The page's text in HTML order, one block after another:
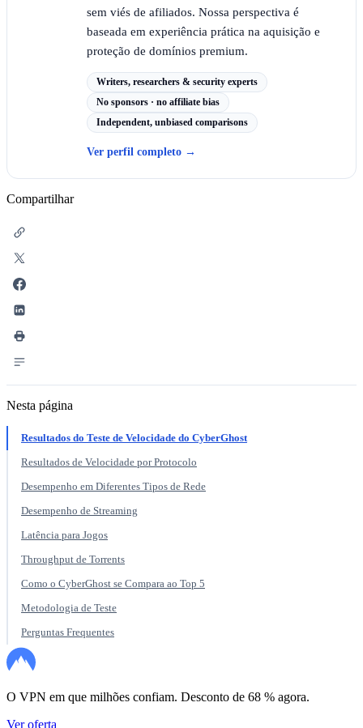
sem viés de afiliados. Nossa perspectiva é
baseada em experiência prática na aquisição e
proteção de domínios premium.
Writers, researchers & security experts
No sponsors · no affiliate bias
Independent, unbiased comparisons
Ver perfil completo →
Compartilhar
Nesta página
Resultados do Teste de Velocidade do CyberGhost
Resultados de Velocidade por Protocolo
Desempenho em Diferentes Tipos de Rede
Desempenho de Streaming
Latência para Jogos
Throughput de Torrents
Como o CyberGhost se Compara ao Top 5
Metodologia de Teste
Perguntas Frequentes
O VPN em que milhões confiam. Desconto de 68 % agora.
Ver oferta